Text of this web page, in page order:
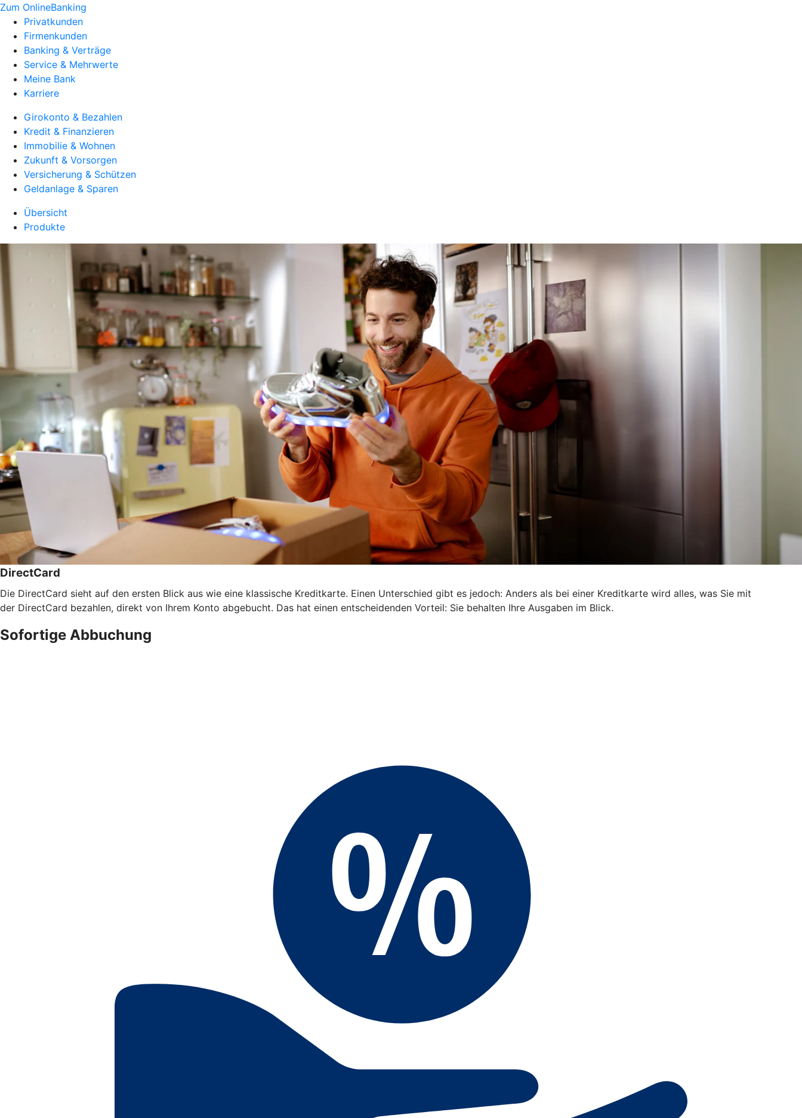
Zum OnlineBanking
Privatkunden
Firmenkunden
Banking & Verträge
Service & Mehrwerte
Meine Bank
Karriere
Girokonto & Bezahlen
Kredit & Finanzieren
Immobilie & Wohnen
Zukunft & Vorsorgen
Versicherung & Schützen
Geldanlage & Sparen
Übersicht
Produkte
DirectCard
Die DirectCard sieht auf den ersten Blick aus wie eine klassische Kreditkarte. Einen Unterschied gibt es jedoch: Anders als bei einer Kreditkarte wird alles, was Sie mit
der DirectCard bezahlen, direkt von Ihrem Konto abgebucht. Das hat einen entscheidenden Vorteil: Sie behalten Ihre Ausgaben im Blick.
Sofortige Abbuchung